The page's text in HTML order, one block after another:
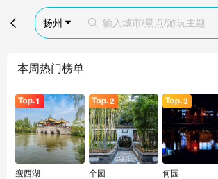
 扬州   输入城市/景点/游玩主题
本周热门榜单
瘦西湖
个园
何园